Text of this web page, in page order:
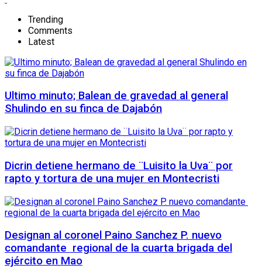
Trending
Comments
Latest
Ultimo minuto; Balean de gravedad al general
Shulindo en su finca de Dajabón
Dicrin detiene hermano de ¨Luisito la Uva¨ por
rapto y tortura de una mujer en Montecristi
Designan al coronel Paino Sanchez P. nuevo
comandante regional de la cuarta brigada del
ejército en Mao